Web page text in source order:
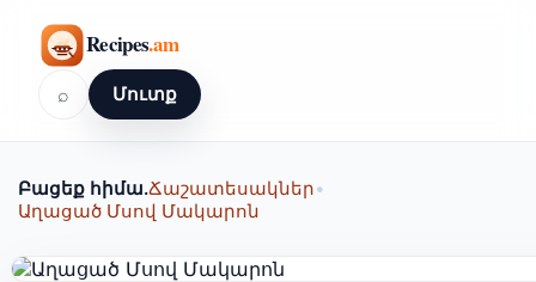
⌕ Մուտք
Բացեք հիմա.Ճաշատեսակներ•
Աղացած Մսով Մակարոն